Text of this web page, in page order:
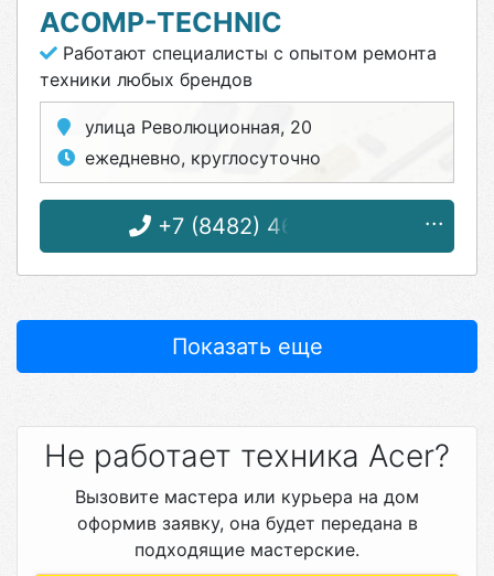
ACOMP-TECHNIC
Работают специалисты с опытом ремонта
техники любых брендов
улица Революционная, 20
ежедневно, круглосуточно
+7 (8482) 46-13-53
Показать еще
Не работает техника Acer?
Вызовите мастера или курьера на дом
оформив заявку, она будет передана в
подходящие мастерские.